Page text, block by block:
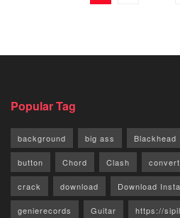
Popular Tag
background big ass Blackhead
button Chord Clash convert
crack download Download
genierecords Guitar https://